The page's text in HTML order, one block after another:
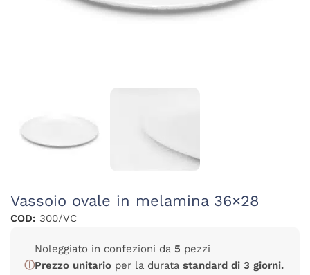
Vassoio ovale in melamina 36×28
COD: 300/VC
ⓘ
Noleggiato in confezioni da 5 pezzi
Prezzo unitario per la durata standard di 3 giorni.